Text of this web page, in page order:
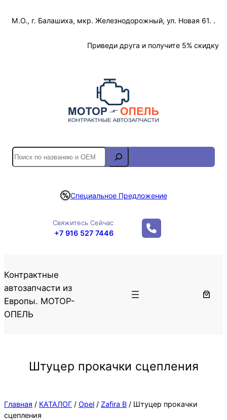
М.О., г. Балашиха, мкр. Железнодорожный, ул. Новая 61. .
Приведи друга и получите 5% скидку
S
e
r
Специальное Предложение
Свяжитесь Сейчас
+7 916 527 7446
Контрактные
автозапчасти из
Европы. МОТОР-
ОПЕЛЬ
Штуцер прокачки сцепления
Главная / КАТАЛОГ / Opel / Zafira B / Штуцер прокачки
сцепления